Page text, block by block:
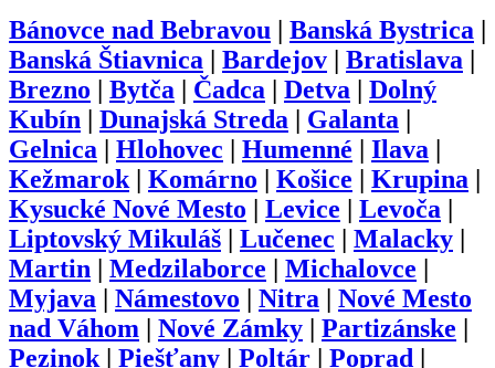
Bánovce nad Bebravou | Banská Bystrica |
Banská Štiavnica | Bardejov | Bratislava |
Brezno | Bytča | Čadca | Detva | Dolný
Kubín | Dunajská Streda | Galanta |
Gelnica | Hlohovec | Humenné | Ilava |
Kežmarok | Komárno | Košice | Krupina |
Kysucké Nové Mesto | Levice | Levoča |
Liptovský Mikuláš | Lučenec | Malacky |
Martin | Medzilaborce | Michalovce |
Myjava | Námestovo | Nitra | Nové Mesto
nad Váhom | Nové Zámky | Partizánske |
Pezinok | Piešťany | Poltár | Poprad |